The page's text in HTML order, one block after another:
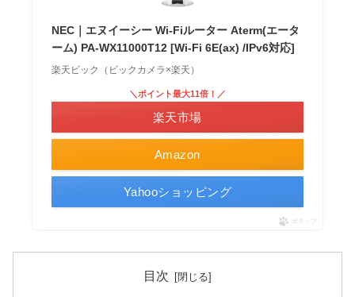
NEC｜エヌイーシー Wi-Fiルーター Aterm(エータ
ーム) PA-WX11000T12 [Wi-Fi 6E(ax) /IPv6対応]
楽天ビック（ビックカメラ×楽天）
Amazon
＼ポイント最大11倍！／
楽天市場
Yahooショッピング
ポチップ
目次